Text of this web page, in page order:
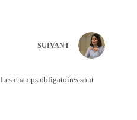
SUIVANT
Les champs obligatoires sont